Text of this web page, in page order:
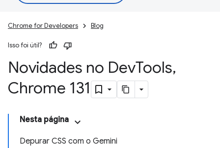
Chrome for Developers Blog
Isso foi útil?
Novidades no DevTools,
Chrome 131
Nesta página
Depurar CSS com o Gemini